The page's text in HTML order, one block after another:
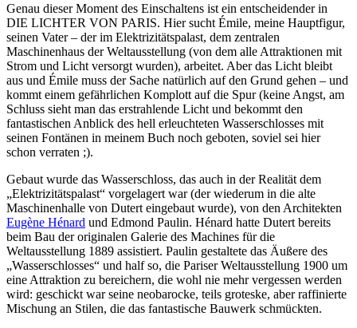
Genau dieser Moment des Einschaltens ist ein entscheidender in
DIE LICHTER VON PARIS. Hier sucht Émile, meine Hauptfigur,
seinen Vater – der im Elektrizitätspalast, dem zentralen
Maschinenhaus der Weltausstellung (von dem alle Attraktionen mit
Strom und Licht versorgt wurden), arbeitet. Aber das Licht bleibt
aus und Émile muss der Sache natürlich auf den Grund gehen – und
kommt einem gefährlichen Komplott auf die Spur (keine Angst, am
Schluss sieht man das erstrahlende Licht und bekommt den
fantastischen Anblick des hell erleuchteten Wasserschlosses mit
seinen Fontänen in meinem Buch noch geboten, soviel sei hier
schon verraten ;).
Gebaut wurde das Wasserschloss, das auch in der Realität dem
„Elektrizitätspalast“ vorgelagert war (der wiederum in die alte
Maschinenhalle von Dutert eingebaut wurde), von den Architekten
Eugène Hénard und Edmond Paulin. Hénard hatte Dutert bereits
beim Bau der originalen Galerie des Machines für die
Weltausstellung 1889 assistiert. Paulin gestaltete das Äußere des
„Wasserschlosses“ und half so, die Pariser Weltausstellung 1900 um
eine Attraktion zu bereichern, die wohl nie mehr vergessen werden
wird: geschickt war seine neobarocke, teils groteske, aber raffinierte
Mischung an Stilen, die das fantastische Bauwerk schmückten.